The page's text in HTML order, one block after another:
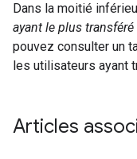
Dans la moitié
ayant le plus
pouvez consulter un
les utilisateurs ayant
Articles